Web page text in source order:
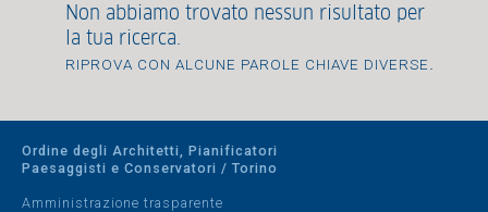
Non abbiamo trovato nessun risultato per
la tua ricerca.
RIPROVA CON ALCUNE PAROLE CHIAVE DIVERSE.
Ordine degli Architetti, Pianificatori
Paesaggisti e Conservatori / Torino
Amministrazione trasparente